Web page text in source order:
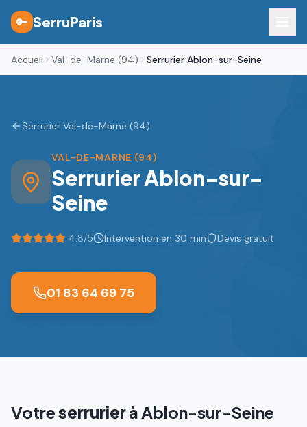
🔑 SerruParis
Accueil Val-de-Marne (94) Serrurier Ablon-sur-Seine
Serrurier Val-de-Marne (94)
VAL-DE-MARNE (94)
SerrurierAblon-sur-
Seine
4.8/5 Intervention en 30 min Devis gratuit
01 83 64 69 75
VotreserrurieràAblon-sur-Seine